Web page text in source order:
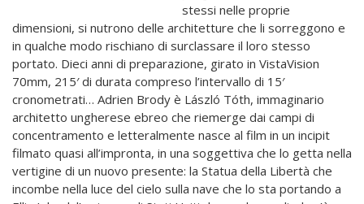
stessi nelle proprie
dimensioni, si nutrono delle architetture che li sorreggono e
in qualche modo rischiano di surclassare il loro stesso
portato. Dieci anni di preparazione, girato in VistaVision
70mm, 215′ di durata compreso l’intervallo di 15′
cronometrati… Adrien Brody è László Tóth, immaginario
architetto ungherese ebreo che riemerge dai campi di
concentramento e letteralmente nasce al film in un incipit
filmato quasi all’impronta, in una soggettiva che lo getta nella
vertigine di un nuovo presente: la Statua della Libertà che
incombe nella luce del cielo sulla nave che lo sta portando a